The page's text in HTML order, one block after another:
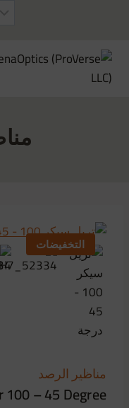
المحتوى
التخفيضات
مناظير الرصد
100 – 45 Degree